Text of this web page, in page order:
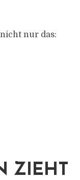
nur das:
ZIEHT